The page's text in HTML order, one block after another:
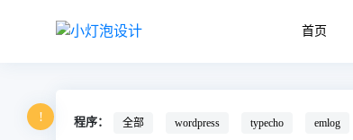
首页
程序： 全部 wordpress typecho emlog
!